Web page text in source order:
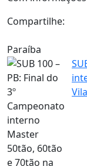
Compartilhe:
Paraíba